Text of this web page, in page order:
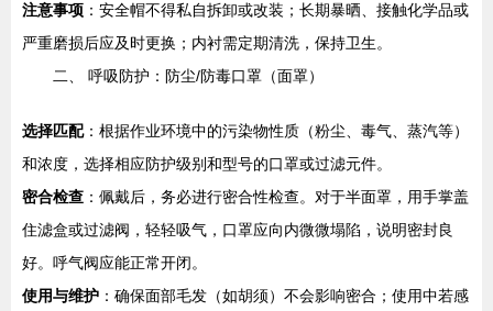
注意事项 ：安全帽不得私自拆卸或改装；长期暴晒、接触化学品或
严重磨损后应及时更换；内衬需定期清洗，保持卫生。
二、 呼吸防护：防尘/防毒口罩（面罩）
选择匹配：根据作业环境中的污染物性质（粉尘、毒气、蒸汽等）
和浓度，选择相应防护级别和型号的口罩或过滤元件。
密合检查 ：佩戴后，务必进行密合性检查。对于半面罩，用手掌盖
住滤盒或过滤阀，轻轻吸气，口罩应向内微微塌陷，说明密封良
好。呼气阀应能正常开闭。
使用与维护 ：确保面部毛发（如胡须）不会影响密合；使用中若感